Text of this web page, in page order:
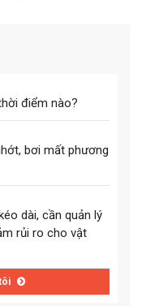
điểm nào?
bơi mất phương
dài, cần quản lý
rủi ro cho vật